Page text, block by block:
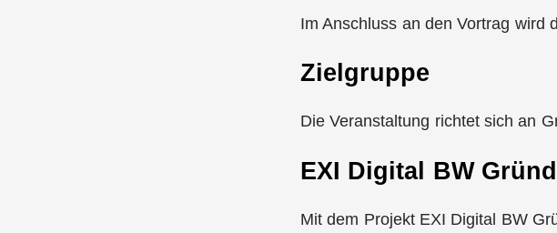
Im Anschluss an den Vortrag wird
Zielgruppe
Die Veranstaltung richtet sich an
EXI Digital BW
Mit dem Projekt EXI Digital BW